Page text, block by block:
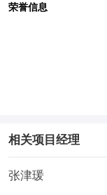
荣誉信息
相关项目经理
张津瑗